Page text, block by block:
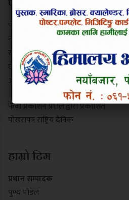
पोखरापत्र राष्ट्रिय दैनिक गण्डकी प्रदेशको
नयाँबजार, पोखरा-९ बाट प्रकाशित यो
राजनीति, पर्यटन र राष्ट्रिय समाचार
छापा र डिजिटल पोर्टल दुवै माध्यमबाट
आइरहेको छ।
फेवा प्रकाशन प्रा.लि.द्वारा प्रकाशित
पोखरापत्र राष्ट्रिय दैनिक
हाम्रो टिम
प्रधान सम्पादक
पुण्य पौडेल